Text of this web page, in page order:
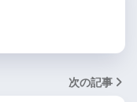
次の記事